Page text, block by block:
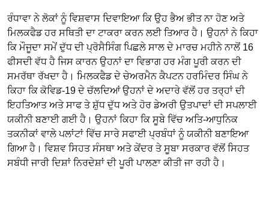
ਰੰਧਾਵਾ ਨੇ ਲੋਕਾਂ ਨੂੰ ਵਿਸ਼ਵਾਸ ਦਿਵਾਇਆ ਕਿ ਉਹ ਭੈਅ ਭੀਤ ਨਾ ਹੋਣ ਅਤੇ
ਮਿਲਕਫੈਡ ਹਰ ਸਥਿਤੀ ਦਾ ਟਾਕਰਾ ਕਰਨ ਲਈ ਤਿਆਰ ਹੈ। ਉਹਨਾਂ ਨੇ ਕਿਹਾ
ਕਿ ਮੌਜੂਦਾ ਸਮੇਂ ਦੁੱਧ ਦੀ ਪ੍ਰੋਸੈਸਿੰਗ ਪਿਛਲੇ ਸਾਲ ਦੇ ਮਾਰਚ ਮਹੀਨੇ ਨਾਲੋਂ 16
ਫੀਸਦੀ ਵੱਧ ਹੈ ਜਿਸ ਕਾਰਨ ਉਹਨਾਂ ਦਾ ਵਿਭਾਗ ਹਰ ਮੰਗ ਪੂਰੀ ਕਰਨ ਦੀ
ਸਮਰੱਥਾ ਰੱਖਦਾ ਹੈ। ਮਿਲਕਫੈਡ ਦੇ ਚੇਅਰਮੈਨ ਕੈਪਟਨ ਹਰਮਿੰਦਰ ਸਿੰਘ ਨੇ
ਕਿਹਾ ਕਿ ਕੋਵਿਡ-19 ਦੇ ਚੱਲਦਿਆਂ ਉਹਨਾਂ ਦੇ ਅਦਾਰੇ ਵੱਲੋਂ ਹਰ ਤਰ੍ਹਾਂ ਦੀ
ਇਹਤਿਆਤ ਅਤੇ ਸਾਫ ਤੇ ਸ਼ੁੱਧ ਦੁੱਧ ਅਤੇ ਹੋਰ ਡੇਅਰੀ ਉਤਪਾਦਾਂ ਦੀ ਸਪਲਾਈ
ਯਕੀਨੀ ਬਣਾਈ ਗਈ ਹੈ। ਉਹਨਾਂ ਕਿਹਾ ਕਿ ਸੂਬੇ ਵਿੱਚ ਅਤਿ-ਆਧੁਨਿਕ
ਤਕਨੀਕਾਂ ਵਾਲੇ ਪਲਾਂਟਾਂ ਵਿੱਚ ਸਾਰੇ ਸਫਾਈ ਪ੍ਰਬੰਧਾਂ ਨੂੰ ਯਕੀਨੀ ਬਣਾਇਆ
ਗਿਆ ਹੈ। ਵਿਸ਼ਵ ਸਿਹਤ ਸੰਸਥਾ ਅਤੇ ਕੇਂਦਰ ਤੇ ਸੂਬਾ ਸਰਕਾਰ ਵੱਲੋਂ ਸਿਹਤ
ਸਬੰਧੀ ਜਾਰੀ ਦਿਸ਼ਾਂ ਨਿਰਦੇਸ਼ਾਂ ਦੀ ਪੂਰੀ ਪਾਲਣਾ ਕੀਤੀ ਜਾ ਰਹੀ ਹੈ।